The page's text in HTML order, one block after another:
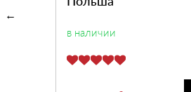
в наличии